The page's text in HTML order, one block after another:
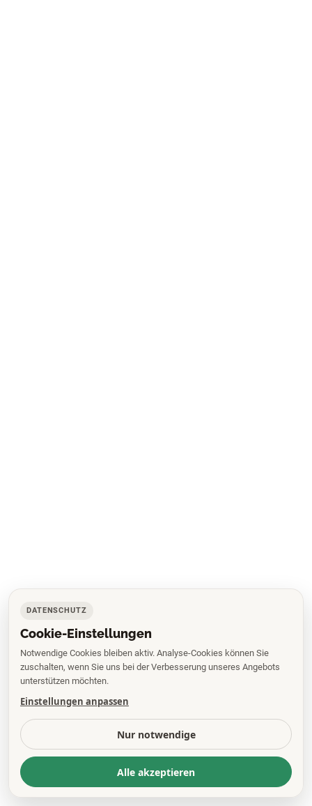
DATENSCHUTZ
Cookie-Einstellungen
Notwendige Cookies bleiben aktiv. Analyse-Cookies können Sie
zuschalten, wenn Sie uns bei der Verbesserung unseres Angebots
unterstützen möchten.
Einstellungen anpassen
Nur notwendige
Alle akzeptieren